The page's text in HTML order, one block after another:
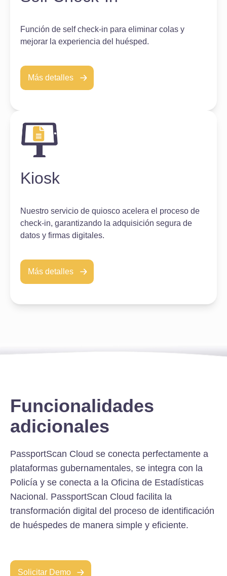
Función de self check-in para eliminar colas y
mejorar la experiencia del huésped.
Más detalles
Kiosk
Nuestro servicio de quiosco acelera el proceso de
check-in, garantizando la adquisición segura de
datos y firmas digitales.
Más detalles
Funcionalidades
adicionales
PassportScan Cloud se conecta perfectamente a
plataformas gubernamentales, se integra con la
Policía y se conecta a la Oficina de Estadísticas
Nacional. PassportScan Cloud facilita la
transformación digital del proceso de identificación
de huéspedes de manera simple y eficiente.
Solicitar Demo